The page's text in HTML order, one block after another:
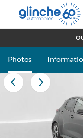
RETROUVEZ-NOUS
Photos